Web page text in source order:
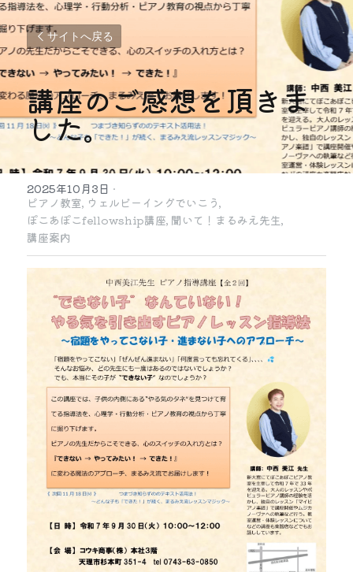
サイトへ戻る
講座のご感想を頂きま
した。
2025年10月3日 ·
ピアノ教室, ウェルビーイングでいこう,
ぽこあぽこfellowship講座, 聞いて！まるみえ先生,
講座案内